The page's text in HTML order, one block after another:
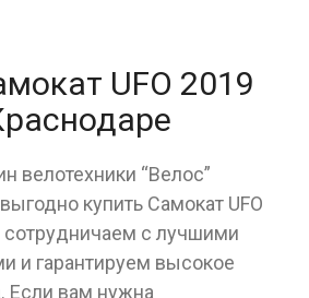
UFO 2019
велотехники “Велос”
купить Cамокат UFO
с лучшими
и гарантируем высокое
Если вам нужна